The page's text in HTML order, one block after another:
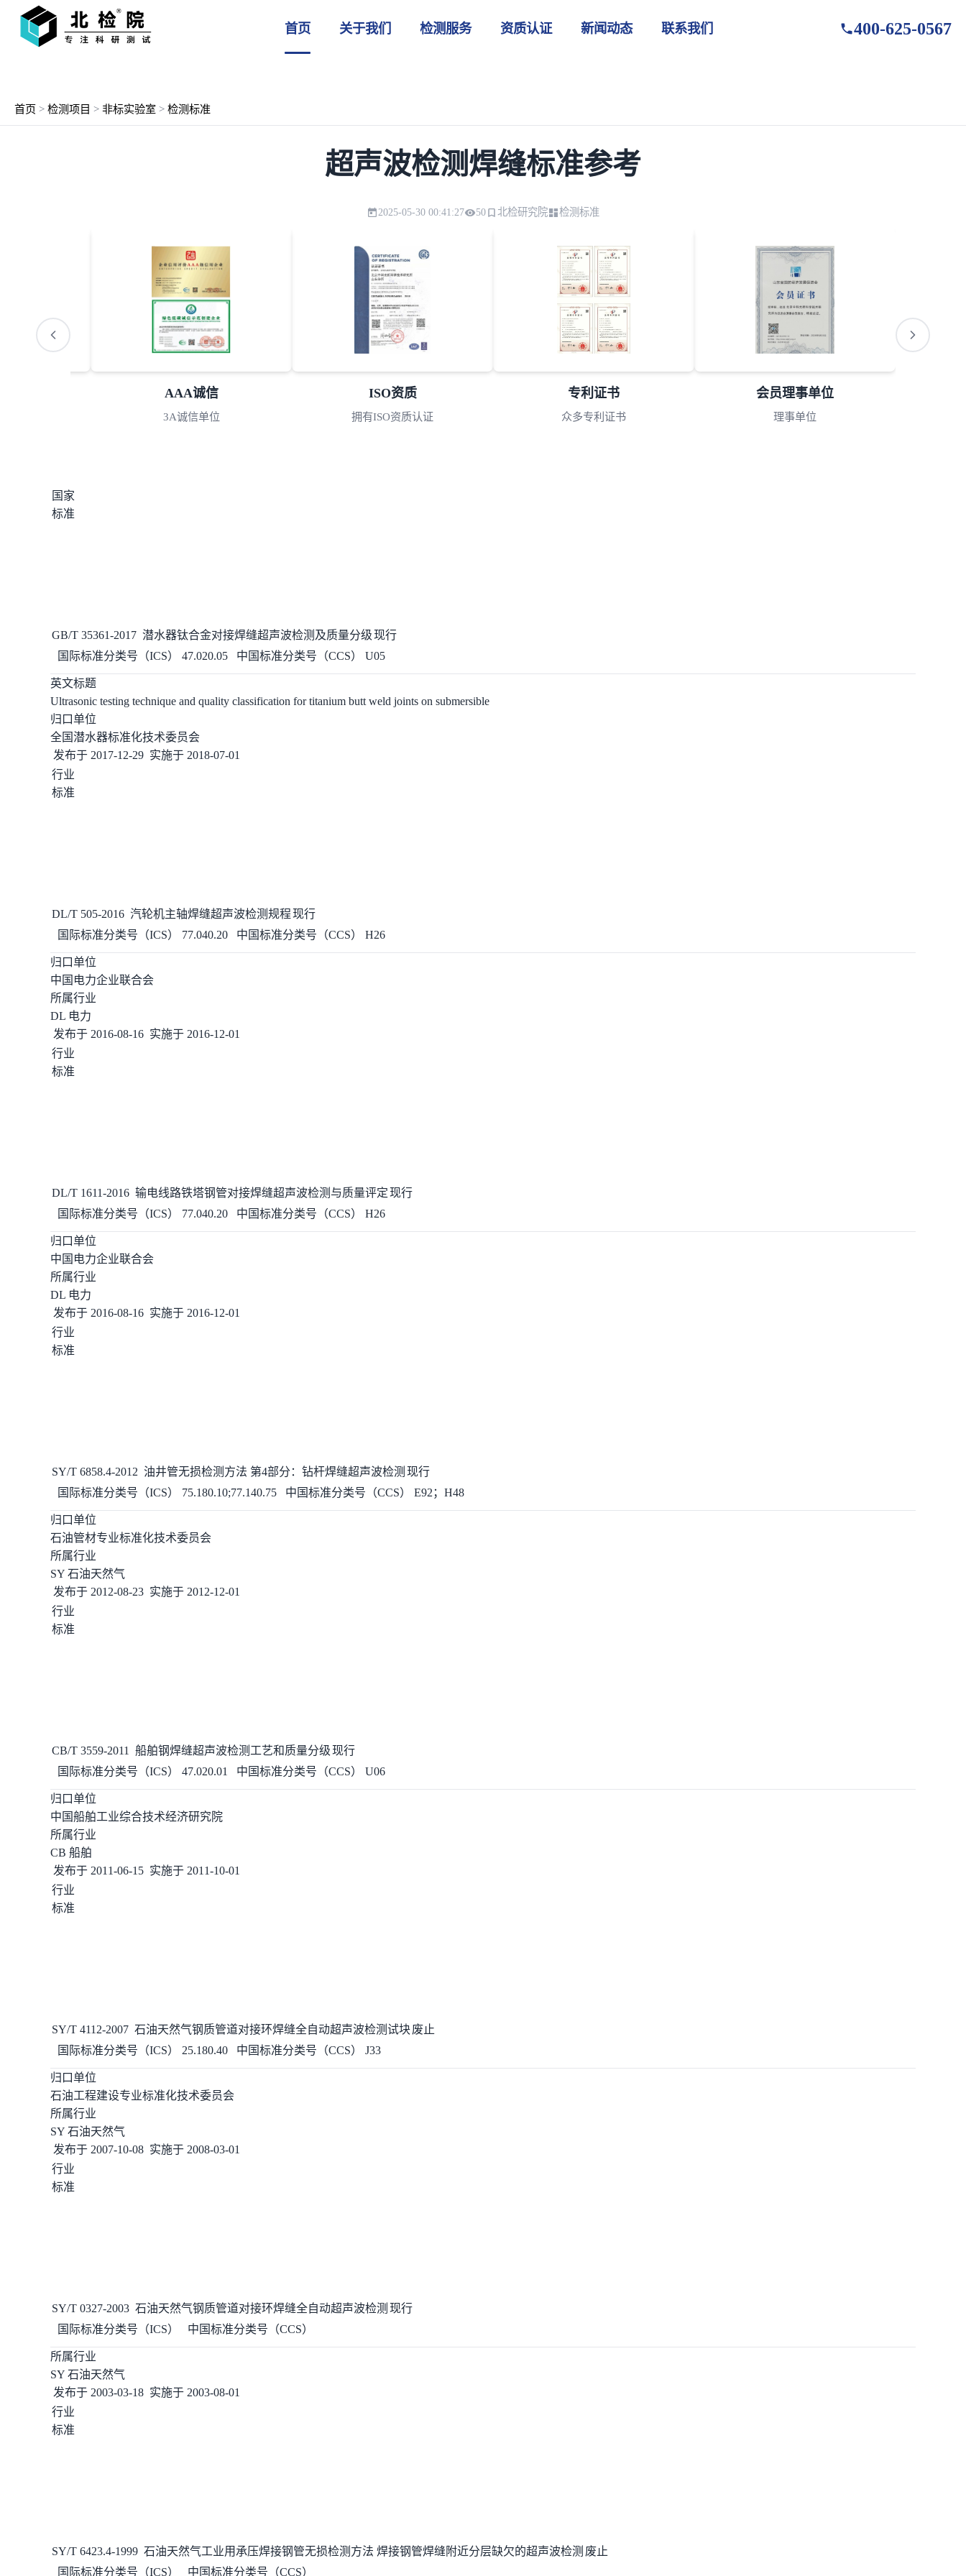
首页 关于我们 检测服务 资质认证 新闻动态 联系我们 400-625-0567
首页 > 检测项目 > 非标实验室 > 检测标准
超声波检测焊缝标准参考
2025-05-30 00:41:27 50 北检研究院 检测标准
AAA诚信
3A诚信单位
ISO资质
拥有ISO资质认证
专利证书
众多专利证书
会员理事单位
理事单位
国家
标准
GB/T 35361-2017 潜水器钛合金对接焊缝超声波检测 及质量分级现行
国际标准分类号（ICS）
47.020.05 中国标准分类号（CCS） U05
英文标题
Ultrasonic testing technique and quality classification for titanium butt weld joints on submersible
归口单位
全国潜水器标准化技术委员会
发布于 2017-12-29 实施于 2018-07-01
行业
标准
DL/T 505-2016 汽轮机主轴焊缝超声波检测规程现行
国际标准分类号（ICS）
77.040.20 中国标准分类号（CCS） H26
归口单位
中国电力企业联合会
所属行业
DL 电力
发布于 2016-08-16 实施于 2016-12-01
行业
标准
DL/T 1611-2016 输电线路铁塔钢管对接焊缝超声波检测 与质量评定现行
国际标准分类号（ICS）
77.040.20 中国标准分类号（CCS） H26
归口单位
中国电力企业联合会
所属行业
DL 电力
发布于 2016-08-16 实施于 2016-12-01
行业
标准
SY/T 6858.4-2012 油井管无损检测 方法 第4部分：钻杆焊缝超声波检测 现行
国际标准分类号（ICS）
75.180.10;77.140.75 中国标准分类号（CCS） E92；H48
归口单位
石油管材专业标准化技术委员会
所属行业
SY 石油天然气
发布于 2012-08-23 实施于 2012-12-01
行业
标准
CB/T 3559-2011 船舶钢焊缝超声波检测 工艺和质量分级现行
国际标准分类号（ICS）
47.020.01 中国标准分类号（CCS） U06
归口单位
中国船舶工业综合技术经济研究院
所属行业
CB 船舶
发布于 2011-06-15 实施于 2011-10-01
行业
标准
SY/T 4112-2007 石油天然气钢质管道对接环焊缝全自动超声波检测试块废止
国际标准分类号（ICS）
25.180.40 中国标准分类号（CCS） J33
归口单位
石油工程建设专业标准化技术委员会
所属行业
SY 石油天然气
发布于 2007-10-08 实施于 2008-03-01
行业
标准
SY/T 0327-2003 石油天然气钢质管道对接环焊缝全自动超声波检测 现行
国际标准分类号（ICS）
中国标准分类号（CCS）
所属行业
SY 石油天然气
发布于 2003-03-18 实施于 2003-08-01
行业
标准
SY/T 6423.4-1999 石油天然气工业用承压焊接钢管无损检测 方法 焊接钢管焊缝 附近分层缺欠的超声波检测 废止
国际标准分类号（ICS）
中国标准分类号（CCS）